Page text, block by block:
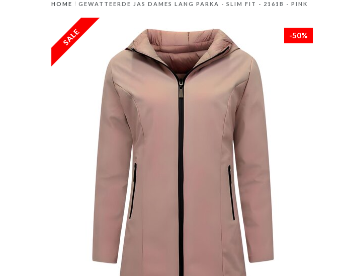
HOME / GEWATTEERDE JAS DAMES LANG PARKA - SLIM FIT - 2161B - PINK
-50%